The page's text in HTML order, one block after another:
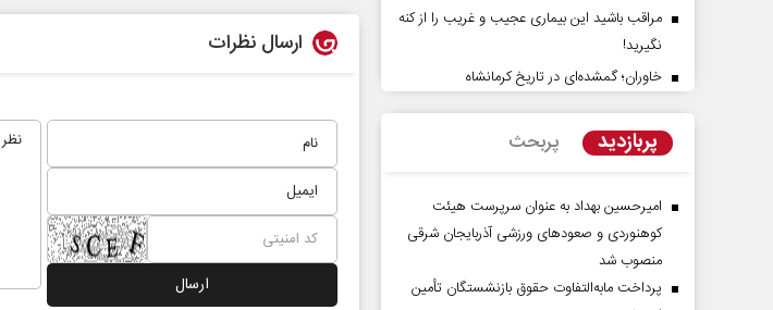
ارسال نظرات
مراقب باشید این بیماری عجیب و غریب را از کنه
نگیرید!
خاوران؛ گمشده‌ای در تاریخ کرمانشاه
پربازدید پربحث
امیرحسین بهداد به عنوان سرپرست هیئت
کوهنوردی و صعودهای ورزشی آذربایجان شرقی
منصوب شد
پرداخت مابه‌التفاوت حقوق بازنشستگان تأمین
محمدحسن زورق
پیامبر اکرم(ص)؛ ده ویژگی و چهار
حجت‌الاسلام دکتر ناصر رفیعی - پژوهشگر
مسائل فرهنگی